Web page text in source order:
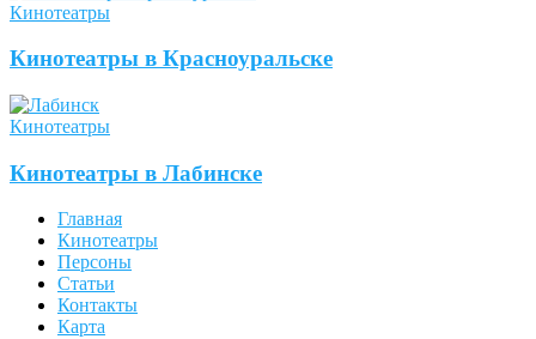
Кинотеатры
Кинотеатры в Красноуральске
Кинотеатры
Кинотеатры в Лабинске
Главная
Кинотеатры
Персоны
Статьи
Контакты
Карта